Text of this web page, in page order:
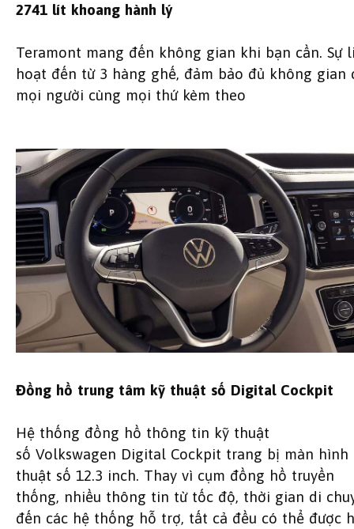
2741 lít khoang hành lý
Teramont mang đến không gian khi bạn cần. Sự
hoạt đến từ 3 hàng ghế, đảm bảo đủ không gian
mọi người cùng mọi thứ kèm theo
Đồng hồ trung tâm kỹ thuật số Digital Cockpit
Hệ thống đồng hồ thông tin kỹ thuật
số Volkswagen Digital Cockpit trang bị màn hình
thuật số 12.3 inch. Thay vì cụm đồng hồ truyền
thống, nhiều thông tin từ tốc độ, thời gian di
đến các hệ thống hỗ trợ, tất cả đều có thể được